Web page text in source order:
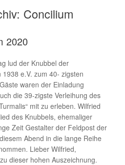
Concilium
2020
lud der Knubbel der
e.V. zum 40- zigsten
waren der Einladung
die 39-zigste Verleihung des
mit zu erleben. Wilfried
des Knubbels, ehemaliger
Zeit Gestalter der Feldpost der
Abend in die lange Reihe
Lieber Wilfried,
dieser hohen Auszeichnung.